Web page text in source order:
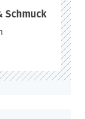
Schmuck